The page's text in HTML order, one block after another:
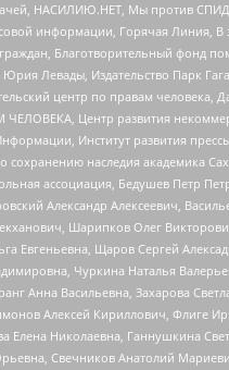
НАСИЛИЮ.НЕТ, Мы против
информации, Горячая
Благотворительный фонд
Левады, Издательство Парк
центр по правам
Центр развития
Институт развития
сохранению наследия академика
ассоциация, Бедушев Петр
Александр Алексеевич,
Шарипков Олег
Евгеньевна, Щаров Сергей
Чуркина Наталья
Анна Васильевна, Захарова
Алексей Кириллович, Флиге
Елена Николаевна, Ганнушкина
Свечников Анатолий